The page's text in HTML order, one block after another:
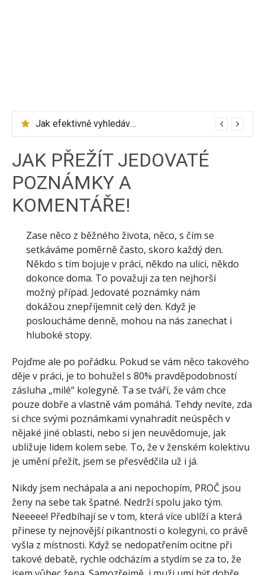
Jak efektivně vyhledávat letenky přes Skyscanner
JAK PŘEŽÍT JEDOVATÉ
POZNÁMKY A
KOMENTÁŘE!
Zase něco z běžného života, něco, s čím se
setkáváme poměrně často, skoro každý den.
Někdo s tím bojuje v práci, někdo na ulici, někdo
dokonce doma. To považuji za ten nejhorší
možný případ. Jedovaté poznámky nám
dokážou znepříjemnit celý den. Když je
posloucháme denně, mohou na nás zanechat i
hluboké stopy.
Pojďme ale po pořádku. Pokud se vám něco takového
děje v práci, je to bohužel s 80% pravděpodobností
zásluha „milé“ kolegyně. Ta se tváří, že vám chce
pouze dobře a vlastně vám pomáhá. Tehdy nevíte, zda
si chce svými poznámkami vynahradit neúspěch v
nějaké jiné oblasti, nebo si jen neuvědomuje, jak
ubližuje lidem kolem sebe. To, že v ženském kolektivu
je umění přežít, jsem se přesvědčila už i já.
Nikdy jsem nechápala a ani nepochopím, PROČ jsou
ženy na sebe tak špatné. Nedrží spolu jako tým.
Neeeee! Předbíhají se v tom, která více ublíží a která
přinese ty nejnovější pikantnosti o kolegyni, co právě
vyšla z místnosti. Když se nedopatřením ocitne při
takové debatě, rychle odcházím a stydím se za to, že